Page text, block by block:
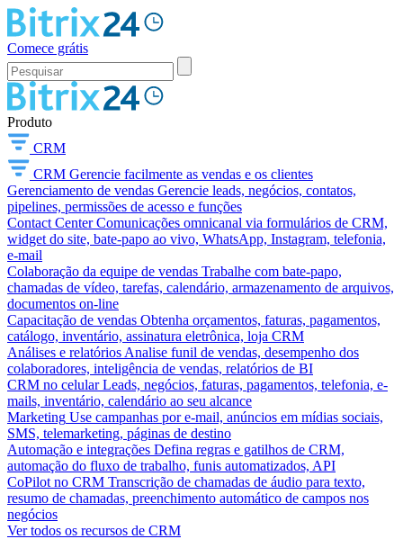
Comece grátis
Produto
CRM
CRM Gerencie facilmente as vendas e os clientes
Gerenciamento de vendas Gerencie leads, negócios, contatos,
pipelines, permissões de acesso e funções
Contact Center Comunicações omnicanal via formulários de CRM,
widget do site, bate-papo ao vivo, WhatsApp, Instagram, telefonia,
e-mail
Colaboração da equipe de vendas Trabalhe com bate-papo,
chamadas de vídeo, tarefas, calendário, armazenamento de arquivos,
documentos on-line
Capacitação de vendas Obtenha orçamentos, faturas, pagamentos,
catálogo, inventário, assinatura eletrônica, loja CRM
Análises e relatórios Analise funil de vendas, desempenho dos
colaboradores, inteligência de vendas, relatórios de BI
CRM no celular Leads, negócios, faturas, pagamentos, telefonia, e-
mails, inventário, calendário ao seu alcance
Marketing Use campanhas por e-mail, anúncios em mídias sociais,
SMS, telemarketing, páginas de destino
Automação e integrações Defina regras e gatilhos de CRM,
automação do fluxo de trabalho, funis automatizados, API
CoPilot no CRM Transcrição de chamadas de áudio para texto,
resumo de chamadas, preenchimento automático de campos nos
negócios
Ver todos os recursos de CRM